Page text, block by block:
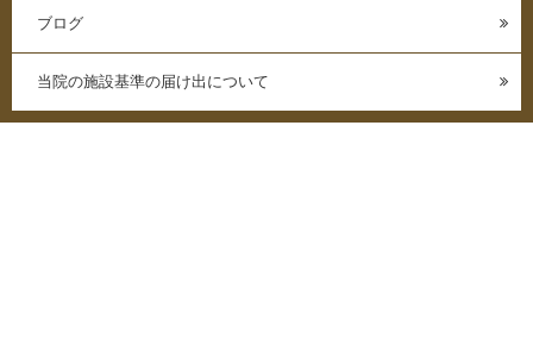
ブログ
当院の施設基準の届け出について